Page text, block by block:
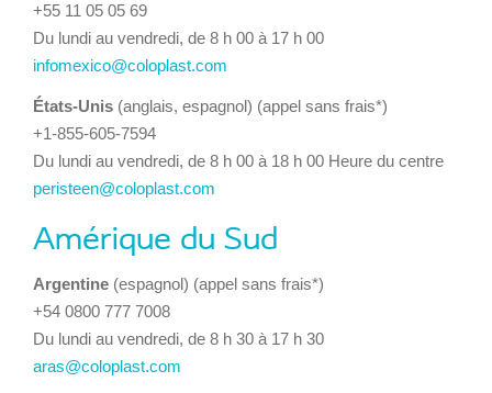
+55 11 05 05 69
Du lundi au vendredi, de 8 h 00 à 17 h 00
infomexico@coloplast.com
États-Unis (anglais, espagnol) (appel sans frais*)
+1-855-605-7594
Du lundi au vendredi, de 8 h 00 à 18 h 00 Heure du centre
peristeen@coloplast.com
Amérique du Sud
Argentine (espagnol) (appel sans frais*)
+54 0800 777 7008
Du lundi au vendredi, de 8 h 30 à 17 h 30
aras@coloplast.com